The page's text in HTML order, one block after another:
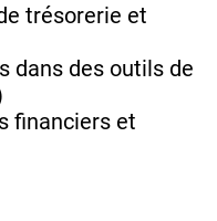
trésorerie et
dans des outils de
financiers et